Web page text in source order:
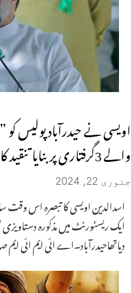
اویسی نے حیدرآباد پولیس
والے 3گرفتاری پر بنایا تنقید کا نشانہ
جنوری 22, 2024
اسدالدین اویسی کا تبصرہ اس
ایک ریسٹورنٹ میں مذکورہ
دیاتھاحیدرآباد۔اے ائی ایم ائی ایم